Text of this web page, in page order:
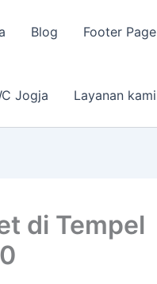
Blog Footer Page
Jogja Layanan kami
di Tempel